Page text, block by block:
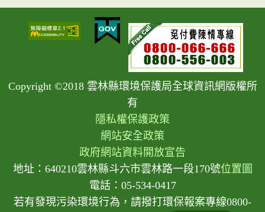
Copyright ©2018 雲林縣環境保護局全球資訊網版權所
有
隱私權保護政策
網站安全政策
政府網站資料開放宣告
地址：640210雲林縣斗六市雲林路一段170號位置圖
電話：05-534-0417
若有發現污染環境行為，請撥打環保報案專線0800-